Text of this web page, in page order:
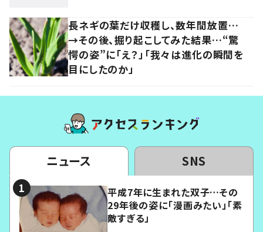
長ネギの葉だけ収穫し、数年間放置…
→その後、掘り起こしてみた結果…“驚
愕の姿”に「え？」「我々は進化の瞬間を
目にしたのか」
ニュース SNS
平成7年に生まれた双子…その
29年後の姿に「漫画みたい」「素
敵すぎる」